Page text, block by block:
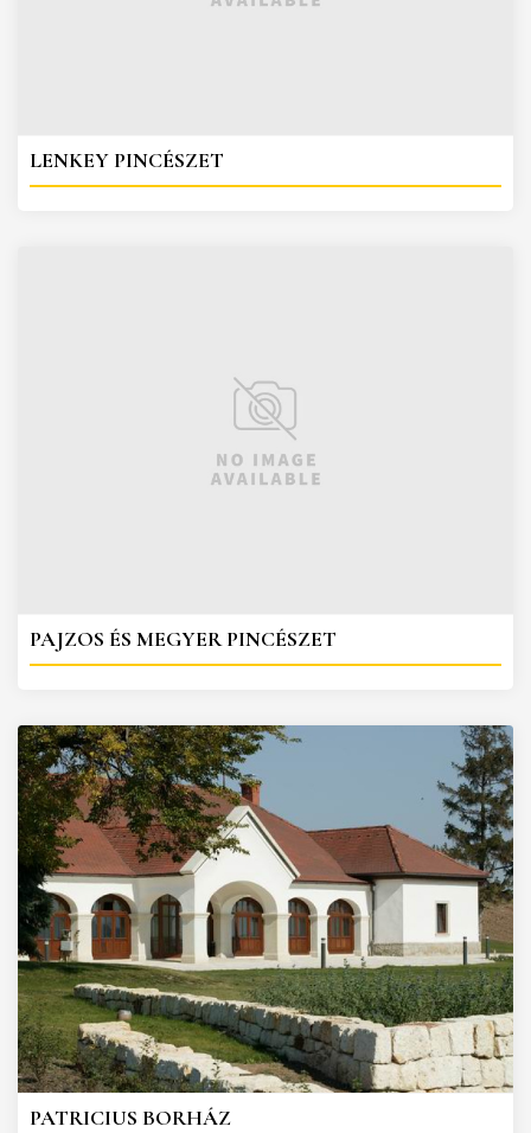
LENKEY PINCÉSZET
PAJZOS ÉS MEGYER PINCÉSZET
PATRICIUS BORHÁZ